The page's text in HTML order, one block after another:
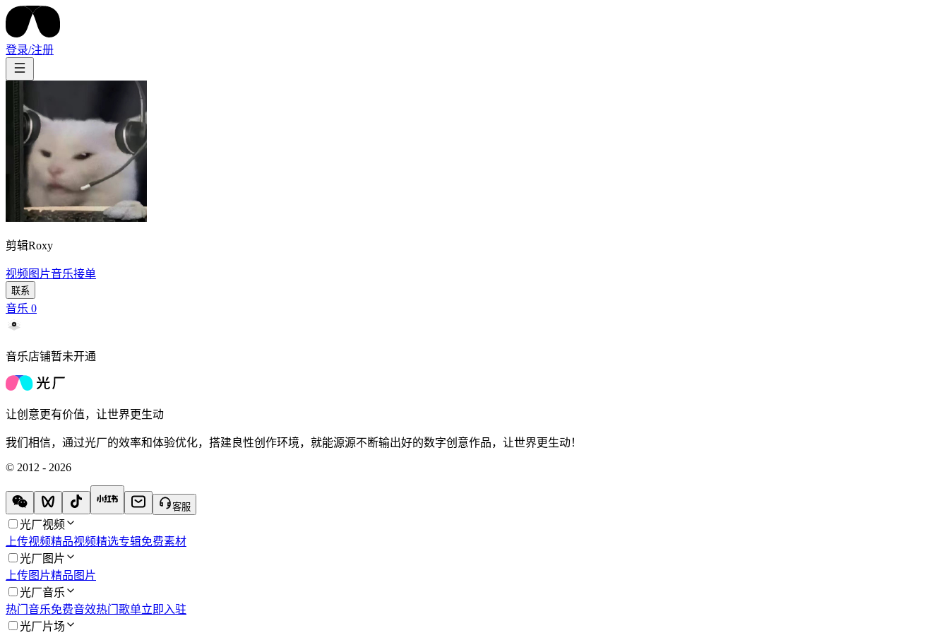
登录/注册
剪辑Roxy
视频 图片音乐接单
联系
音乐 0
音乐店铺暂未开通
让创意更有价值，让世界更生动
我们相信，通过光厂的效率和体验优化，搭建良性创作环境，就能源源不断输出好的数字创意作品，让世界更生动！
© 2012 - 2026
客服
光厂视频
上传视频精品视频精选专辑免费素材
光厂图片
上传图片精品图片
光厂音乐
热门音乐免费音效热门歌单立即入驻
光厂片场